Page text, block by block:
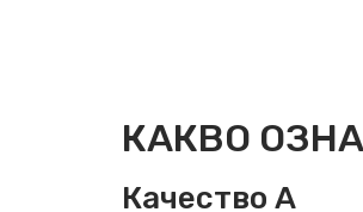
КАКВО
Качество А